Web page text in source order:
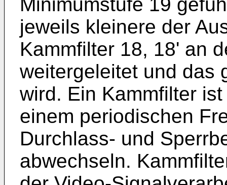
jeweils kleinere der
Kammfilter 18, 18' an
weitergeleitet und das
wird. Ein Kammfilter
einem periodischen
Durchlass- und
abwechseln.